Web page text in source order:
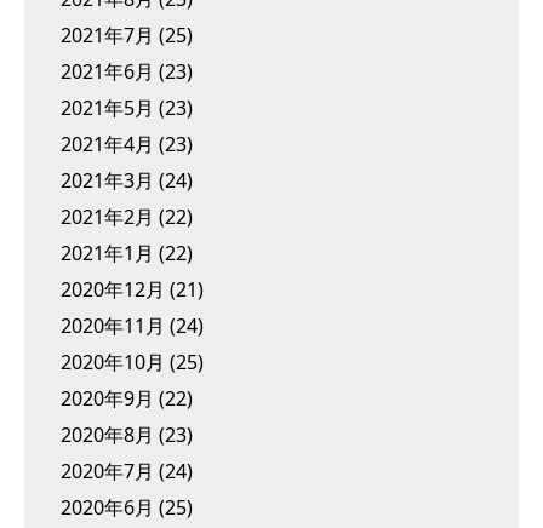
2021年7月 (25)
2021年6月 (23)
2021年5月 (23)
2021年4月 (23)
2021年3月 (24)
2021年2月 (22)
2021年1月 (22)
2020年12月 (21)
2020年11月 (24)
2020年10月 (25)
2020年9月 (22)
2020年8月 (23)
2020年7月 (24)
2020年6月 (25)